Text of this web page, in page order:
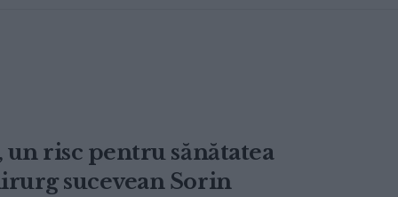
risc pentru sănătatea
sucevean Sorin